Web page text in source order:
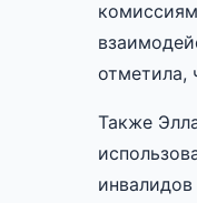
отметила,
Также